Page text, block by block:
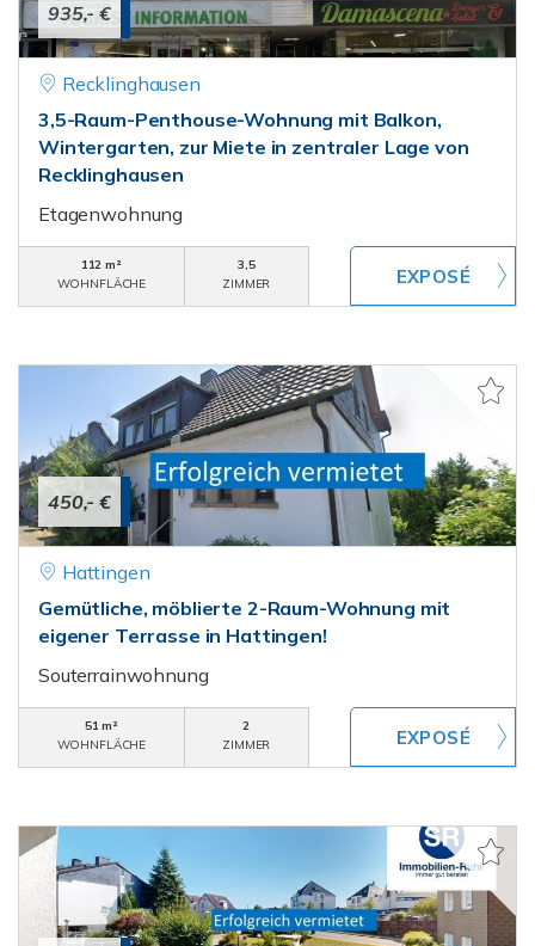
935,- €
Recklinghausen
3,5-Raum-Penthouse-Wohnung mit Balkon,
Wintergarten, zur Miete in zentraler Lage von
Recklinghausen
Etagenwohnung
112 m²
WOHNFLÄCHE
3,5
ZIMMER
450,- €
Hattingen
Gemütliche, möblierte 2-Raum-Wohnung mit
eigener Terrasse in Hattingen!
Souterrainwohnung
51 m²
WOHNFLÄCHE
2
ZIMMER